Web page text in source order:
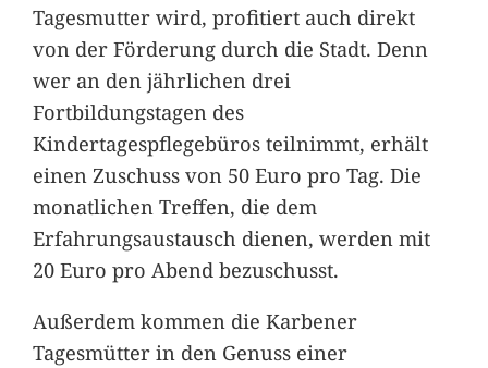
Tagesmutter wird, profitiert auch direkt
von der Förderung durch die Stadt. Denn
wer an den jährlichen drei
Fortbildungstagen des
Kindertagespflegebüros teilnimmt, erhält
einen Zuschuss von 50 Euro pro Tag. Die
monatlichen Treffen, die dem
Erfahrungsaustausch dienen, werden mit
20 Euro pro Abend bezuschusst.
Außerdem kommen die Karbener
Tagesmütter in den Genuss einer